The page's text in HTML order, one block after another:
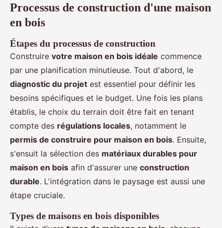
Processus de construction d'une maison
en bois
Étapes du processus de construction
Construire votre maison en bois idéale commence
par une planification minutieuse. Tout d'abord, le
diagnostic du projet est essentiel pour définir les
besoins spécifiques et le budget. Une fois les plans
établis, le choix du terrain doit être fait en tenant
compte des régulations locales, notamment le
permis de construire pour maison en bois. Ensuite,
s'ensuit la sélection des matériaux durables pour
maison en bois afin d'assurer une construction
durable. L'intégration dans le paysage est aussi une
étape cruciale.
Types de maisons en bois disponibles